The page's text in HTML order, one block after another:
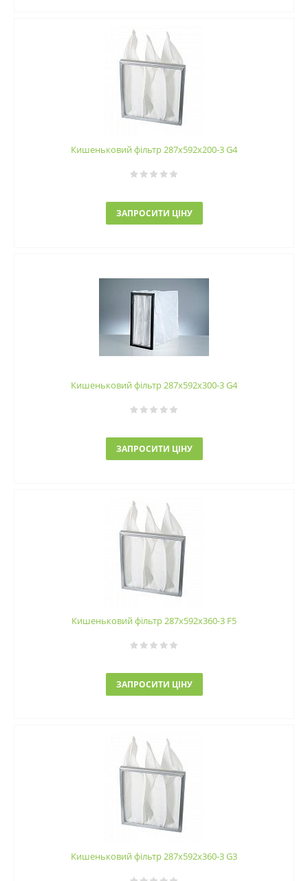
Кишеньковий фільтр 287х592х200-3 G4
ЗАПРОСИТИ ЦІНУ
Кишеньковий фільтр 287х592х300-3 G4
ЗАПРОСИТИ ЦІНУ
Кишеньковий фільтр 287х592х360-3 F5
ЗАПРОСИТИ ЦІНУ
Кишеньковий фільтр 287х592х360-3 G3